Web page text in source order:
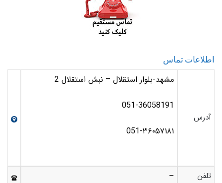
اطلاعات تماس
آدرس
مشهد-بلوار استقلال – نبش استقلال 2
051-36058191
051-۳۶۰۵۷۱۸۱
تلفن –